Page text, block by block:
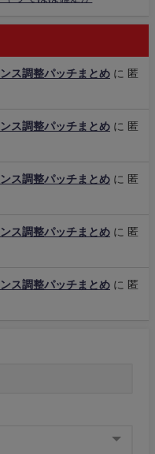
ス調整パッチまとめ に 匿
ス調整パッチまとめ に 匿
ス調整パッチまとめ に 匿
ス調整パッチまとめ に 匿
ス調整パッチまとめ に 匿